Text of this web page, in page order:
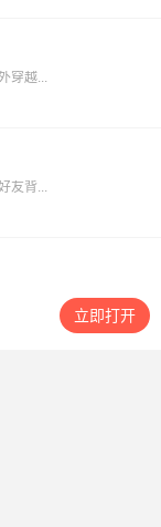
穿越...
友背...
立即打开